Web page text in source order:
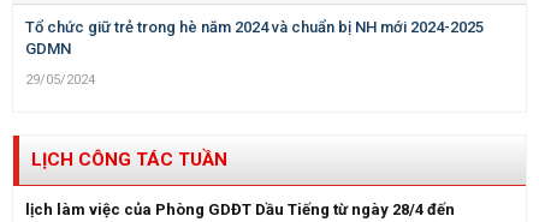
Tổ chức giữ trẻ trong hè năm 2024 và chuẩn bị NH mới 2024-2025
GDMN
29/05/2024
LỊCH CÔNG TÁC TUẦN
lịch làm việc của Phòng GDĐT Dầu Tiếng từ ngày 28/4 đến